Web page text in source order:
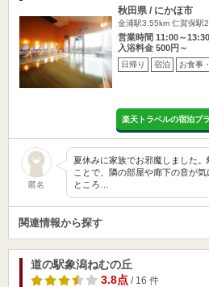
秋田県 / にかほ市
金浦駅3.55km 仁賀保駅
営業時間 11:00～13:30
入浴料金 500円～
日帰り 宿泊 お食事
楽天トラベルの宿泊プ
匿名
夏休みに家族でお邪魔しました
ことで、隣の部屋や廊下の音が
ところ…
関連情報から探す
道の駅象潟ねむの丘
3.8点/ 16 件